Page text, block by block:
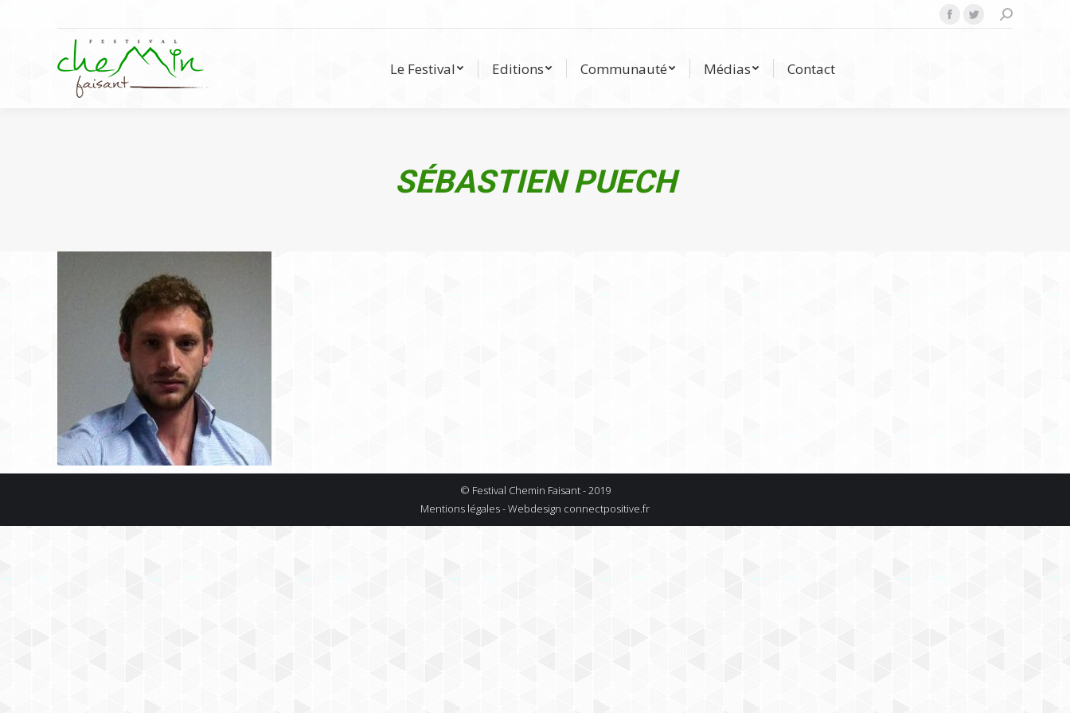
Facebook
TwitterSearch:
Le Festival Editions Communauté Médias Contact
SÉBASTIEN PUECH
© Festival Chemin Faisant - 2019
Mentions légales - Webdesign connectpositive.fr
Le Festival Editions Communauté Médias Contact